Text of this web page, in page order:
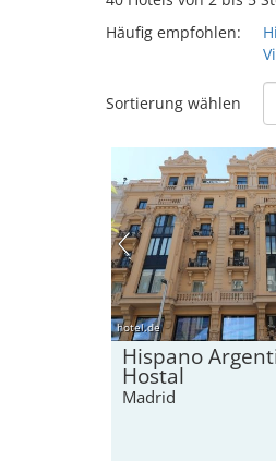
Häufig empfohlen:
Sortierung wählen
hotel.de
Hispano
Hostal
Madrid